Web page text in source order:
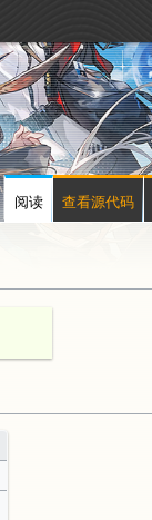
阅读 查看源代码